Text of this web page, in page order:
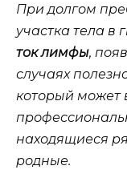
При долгом
участка тела в
ток лимфы,
случаях
который может
находящиеся
родные.